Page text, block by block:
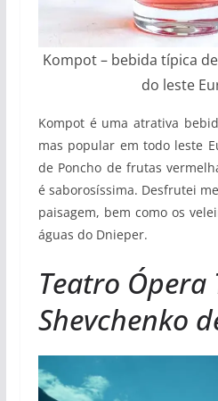
Kompot – bebida típica
do leste
Kompot é uma atrativa
mas popular em todo leste
de Poncho de frutas
é saborosíssima. Desfrutei
paisagem, bem como os
águas do Dnieper.
Teatro Ópera
Shevchenko